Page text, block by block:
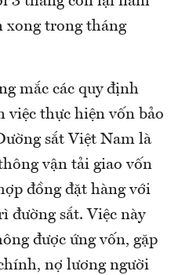
xong trong tháng
mắc các quy định
việc thực hiện vốn bảo
sắt Việt Nam là
vận tải giao vốn
đồng đặt hàng với
đường sắt. Việc này
được ứng vốn, gặp
nợ lương người